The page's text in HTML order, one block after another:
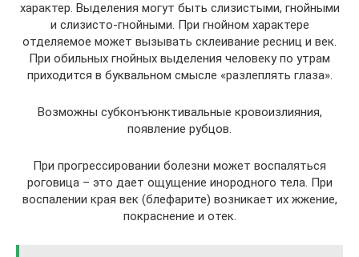
характер. Выделения могут быть слизистыми, гнойными
и слизисто-гнойными. При гнойном характере
отделяемое может вызывать склеивание ресниц и век.
При обильных гнойных выделения человеку по утрам
приходится в буквальном смысле «разлеплять глаза».
Возможны субконъюнктивальные кровоизлияния,
появление рубцов.
При прогрессировании болезни может воспаляться
роговица – это дает ощущение инородного тела. При
воспалении края век (блефарите) возникает их жжение,
покраснение и отек.